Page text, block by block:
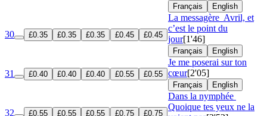
Français English
30 £0.35 £0.35 £0.35 £0.45 £0.45
La messagère Avril, et
c’est le point du
jour[1'46]
Français English
31 £0.40 £0.40 £0.40 £0.55 £0.55
Je me poserai sur ton
cœur[2'05]
Français English
32 £0.55 £0.55 £0.55 £0.75 £0.75
Dans la nymphée
Quoique tes yeux ne la